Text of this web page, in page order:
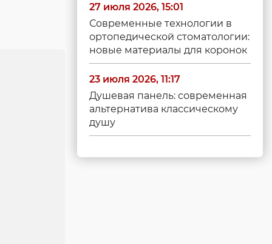
27 июля 2026, 15:01
Современные технологии в
ортопедической стоматологии:
новые материалы для коронок
23 июля 2026, 11:17
Душевая панель: современная
альтернатива классическому
душу